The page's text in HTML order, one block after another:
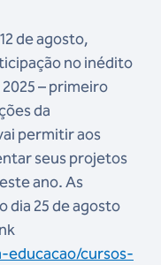
de agosto,
no inédito
– primeiro
da
permitir aos
seus projetos
ano. As
dia 25 de agosto
cursos-